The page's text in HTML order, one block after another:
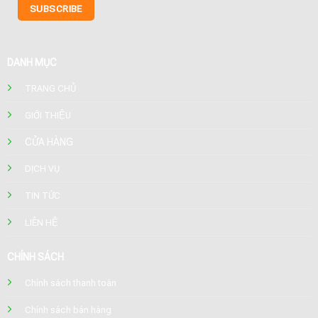
DANH MỤC
TRANG CHỦ
GIỚI THIỆU
CỬA HÀNG
DỊCH VỤ
TIN TỨC
LIÊN HỆ
CHÍNH SÁCH
Chính sách thanh toán
Chính sách bán hàng